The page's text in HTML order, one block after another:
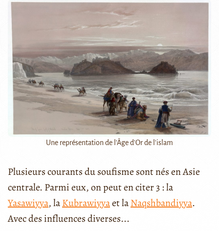
Une représentation de l'Âge d'Or de l'islam
Plusieurs courants du soufisme sont nés en Asie
centrale. Parmi eux, on peut en citer 3 : la
Yasawiyya, laKubrawiyyaet laNaqshbandiyya.
Avec des influences diverses...